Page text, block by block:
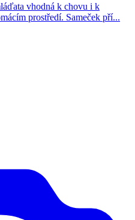
vhodná k chovu i k
prostředí. Sameček pří...